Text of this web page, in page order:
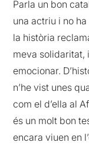
Parla un bon
una actriu i no
la història
meva solidaritat,
emocionar.
n’he vist unes
com el d’ella al
és un molt bon
encara viuen en